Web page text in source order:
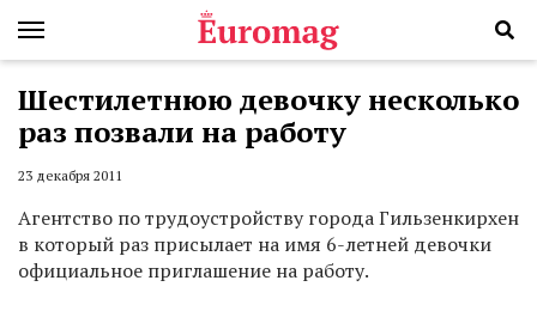
Шестилетнюю девочку несколько
раз позвали на работу
23 декабря 2011
Агентство по трудоустройству города Гильзенкирхен
в который раз присылает на имя 6-летней девочки
официальное приглашение на работу.